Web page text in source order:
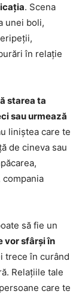
. Scena
unei boli,
în relație
starea ta
sau urmează
liniștea care te
de cineva sau
să fie un
vor sfârși în
trece în curând
Relațiile tale
care te